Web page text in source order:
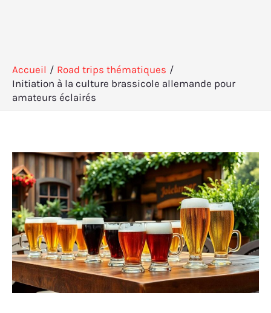
Accueil
Road trips thématiques
Initiation à la culture brassicole allemande pour
amateurs éclairés